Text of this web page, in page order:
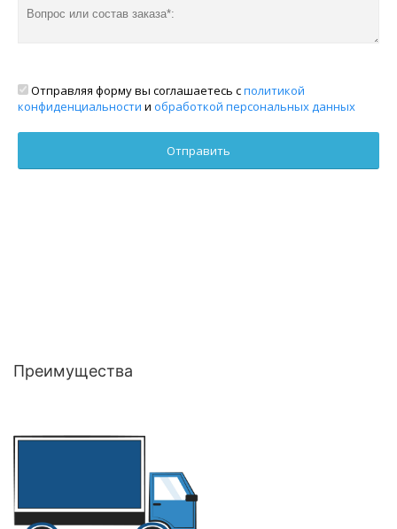
Отправляя форму вы соглашаетесь сполитикой
конфиденциальности и обработкой персональных данных
Преимущества